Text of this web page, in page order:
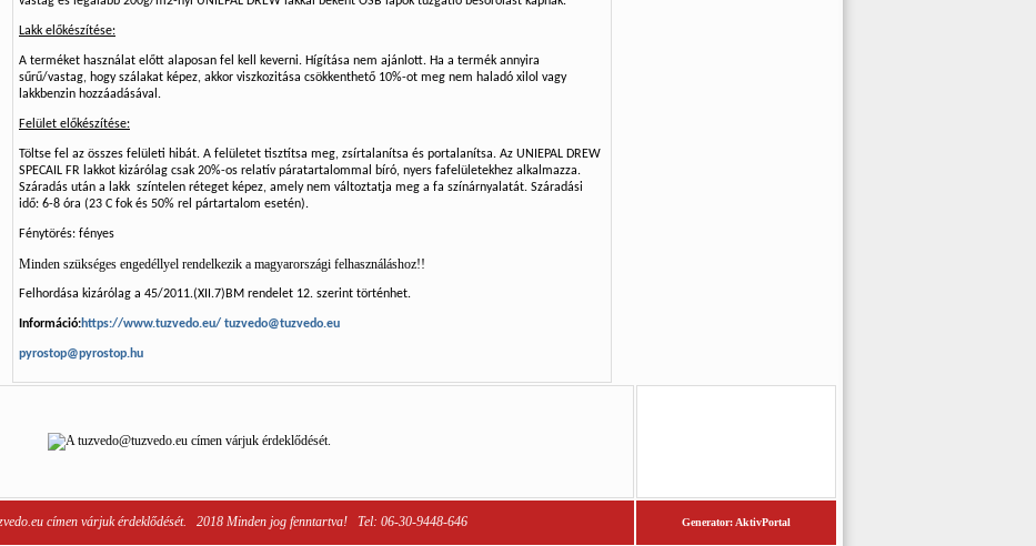
címen várjuk érdeklődését. 2018 Minden jog fenntartva! Tel: 06-30-9448-646 Generator: AktivPortal
Lakk előkészítése:
A terméket használat előtt alaposan fel kell keverni. Hígítása nem ajánlott. Ha a termék annyira
sűrű/vastag, hogy szálakat képez, akkor viszkozitása csökkenthető 10%-ot meg nem haladó xilol vagy
lakkbenzin hozzáadásával.
Felület előkészítése:
Töltse fel az összes felületi hibát. A felületet tisztítsa meg, zsírtalanítsa és portalanítsa. Az UNIEPAL DREW
SPECAIL FR lakkot kizárólag csak 20%-os relatív páratartalommal bíró, nyers fafelületekhez alkalmazza.
Száradás után a lakk színtelen réteget képez, amely nem változtatja meg a fa színárnyalatát. Száradási
idő: 6-8 óra (23 C fok és 50% rel pártartalom esetén).
Fénytörés: fényes
Minden szükséges engedéllyel rendelkezik a magyarországi felhasználáshoz!!
Felhordása kizárólag a 45/2011.(XII.7)BM rendelet 12. szerint történhet.
Információ:https://www.tuzvedo.eu/ tuzvedo@tuzvedo.eu
pyrostop@pyrostop.hu